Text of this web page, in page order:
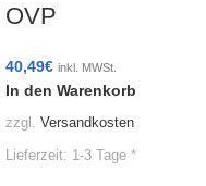
OVP
40,49€ inkl. MWSt.
In den Warenkorb
zzgl. Versandkosten
Lieferzeit: 1-3 Tage *